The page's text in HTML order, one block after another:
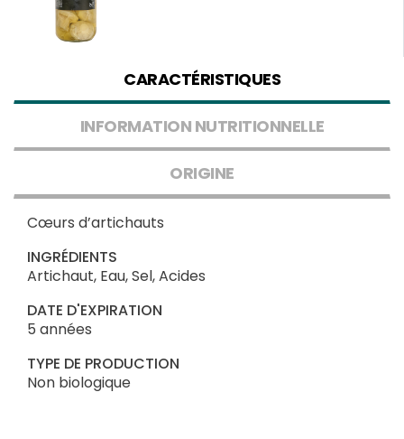
CARACTÉRISTIQUES
INFORMATION NUTRITIONNELLE
ORIGINE
Cœurs d’artichauts
INGRÉDIENTS
Artichaut, Eau, Sel, Acides
DATE D'EXPIRATION
5 années
TYPE DE PRODUCTION
Non biologique